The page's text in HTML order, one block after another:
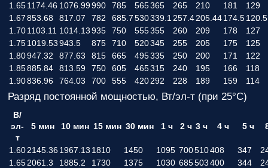
1.651174.46 1076.99990 785 565365 265 210 181
129
1.67853.68 817.07 782 685.7530339.1 257.4205.44174.5120.5
1.701103.11 1014.13935 750 555355 260 209 178
127
1.751019.53943.5 875 710 520345 255 205 175
125
1.80947.32 877.63 815 665 495335 250 200 171
122
1.85885.84 813.59 750 605 465315 240 195 166
118
1.90836.96 764.03 700 555 420292 228 189 159 114
Разряд постоянной мощностью, Вт/эл-т (при 25°С)
В/
эл-
т
5 мин 10 мин 15 мин 30 мин 1 ч 2 ч 3 ч 4 ч 5 ч
1.602145.361967.13 1810 1450 1095 700510408 347
1.652061.3 1885.2 1730 1375 1030 685503400 344